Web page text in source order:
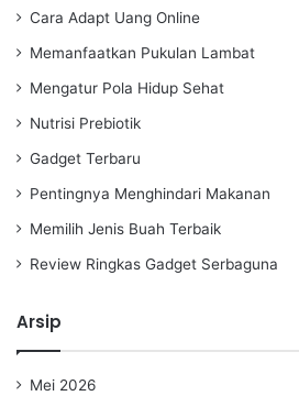
Cara Adapt Uang Online
Memanfaatkan Pukulan Lambat
Mengatur Pola Hidup Sehat
Nutrisi Prebiotik
Gadget Terbaru
Pentingnya Menghindari Makanan
Memilih Jenis Buah Terbaik
Review Ringkas Gadget Serbaguna
Arsip
Mei 2026